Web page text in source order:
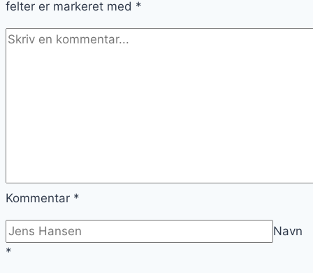
felter er markeret med *
Kommentar *
Navn
*